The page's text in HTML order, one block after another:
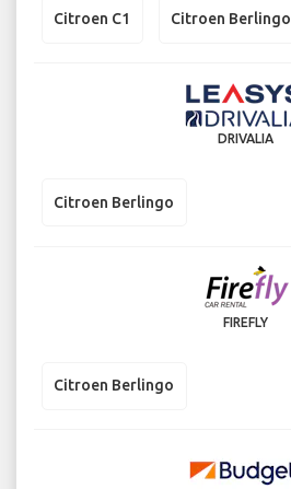
Citroen C1 Citroen Berlingo
DRIVALIA
Citroen Berlingo
FIREFLY
Citroen Berlingo